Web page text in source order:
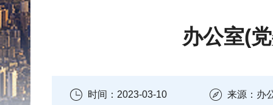
办公室(
时间：2023-03-10 来源：办